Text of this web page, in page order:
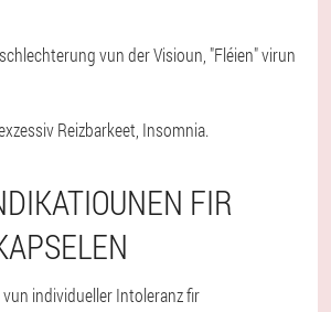
vun der Visioun, "Fléien" virun
Reizbarkeet, Insomnia.
FIR
individueller Intoleranz fir